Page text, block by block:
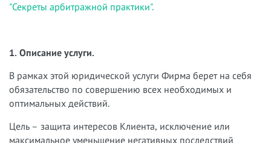
"Секреты арбитражной практики".
1. Описание услуги.
В рамках этой юридической услуги Фирма берет на себя
обязательство по совершению всех необходимых и
оптимальных действий.
Цель – защита интересов Клиента, исключение или
максимальное уменьшение негативных последствий